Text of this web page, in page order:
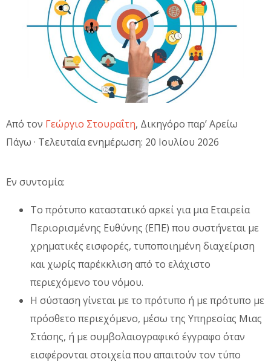
Από τον Γεώργιο Στουραΐτη, Δικηγόρο παρ’ Αρείω
Πάγω · Τελευταία ενημέρωση: 20 Ιουλίου 2026
Εν συντομία:
Το πρότυπο καταστατικό αρκεί για μια Εταιρεία
Περιορισμένης Ευθύνης (ΕΠΕ) που συστήνεται με
χρηματικές εισφορές, τυποποιημένη διαχείριση
και χωρίς παρέκκλιση από το ελάχιστο
περιεχόμενο του νόμου.
Η σύσταση γίνεται με το πρότυπο ή με πρότυπο με
πρόσθετο περιεχόμενο, μέσω της Υπηρεσίας Μιας
Στάσης, ή με συμβολαιογραφικό έγγραφο όταν
εισφέρονται στοιχεία που απαιτούν τον τύπο